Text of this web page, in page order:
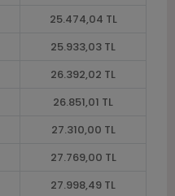
25.474,04 TL
25.933,03 TL
26.392,02 TL
26.851,01 TL
27.310,00 TL
27.769,00 TL
27.998,49 TL